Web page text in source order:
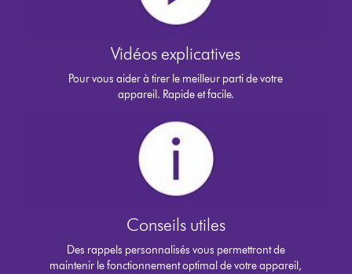
Vidéos explicatives
Pour vous aider à tirer le meilleur parti de votre
appareil. Rapide et facile.
Conseils utiles
Des rappels personnalisés vous permettront de
maintenir le fonctionnement optimal de votre appareil,